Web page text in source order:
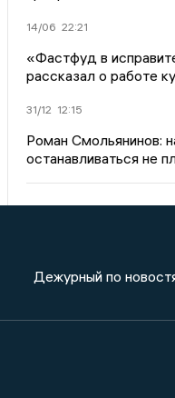
14/06 22:21
«Фастфуд в
рассказал о работе
31/12 12:15
Роман Смольянинов:
останавливаться не
Дежурный по